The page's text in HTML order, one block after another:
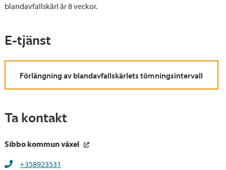
blandavfallskärl är 8 veckor.
E-tjänst
Förlängning av blandavfallskärlets tömningsintervall
Ta kontakt
Sibbo kommun växel
+358923531